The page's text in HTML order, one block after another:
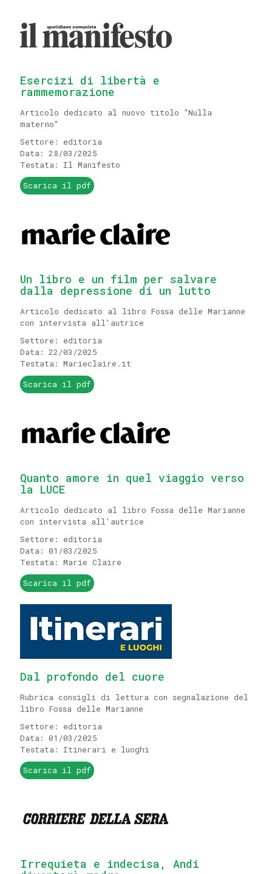
Esercizi di libertà e
rammemorazione
Articolo dedicato al nuovo titolo "Nulla
materno"
Settore: editoria
Data: 28/03/2025
Testata: Il Manifesto
Scarica il pdf
Un libro e un film per salvare
dalla depressione di un lutto
Articolo dedicato al libro Fossa delle Marianne
con intervista all'autrice
Settore: editoria
Data: 22/03/2025
Testata: Marieclaire.it
Scarica il pdf
Quanto amore in quel viaggio verso
la LUCE
Articolo dedicato al libro Fossa delle Marianne
con intervista all'autrice
Settore: editoria
Data: 01/03/2025
Testata: Marie Claire
Scarica il pdf
Dal profondo del cuore
Rubrica consigli di lettura con segnalazione del
libro Fossa delle Marianne
Settore: editoria
Data: 01/03/2025
Testata: Itinerari e luoghi
Scarica il pdf
Irrequieta e indecisa, Andi